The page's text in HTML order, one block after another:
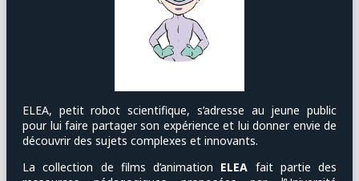
ELEA, petit robot scientifique, s’adresse au jeune public
pour lui faire partager son expérience et lui donner envie de
découvrir des sujets complexes et innovants.
La collection de films d’animation ELEA fait partie des